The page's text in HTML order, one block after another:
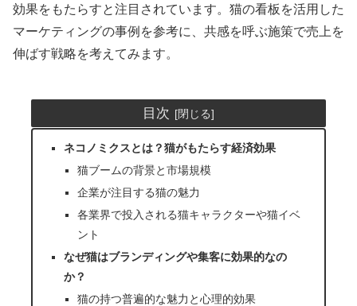
効果をもたらすと注目されています。猫の看板を活用した
マーケティングの事例を参考に、共感を呼ぶ施策で売上を
伸ばす戦略を考えてみます。
目次
ネコノミクスとは？猫がもたらす経済効果
猫ブームの背景と市場規模
企業が注目する猫の魅力
各業界で投入される猫キャラクターや猫イベ
ント
なぜ猫はブランディングや集客に効果的なの
か？
猫の持つ普遍的な魅力と心理的効果